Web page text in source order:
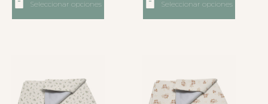
Seleccionar opciones Seleccionar opciones